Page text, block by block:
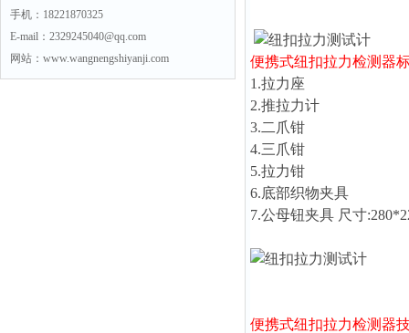
手机：18221870325
E-mail：2329245040@qq.com
网站：www.wangnengshiyanji.com
便携式纽扣拉力检测器
1.拉力座
2.推拉力计
3.二爪钳
4.三爪钳
5.拉力钳
6.底部织物夹具
7.公母钮夹具 尺寸
便携式纽扣拉力检测器